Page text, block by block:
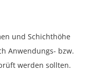
und Schichthöhe
Anwendungs- bzw.
werden sollten.